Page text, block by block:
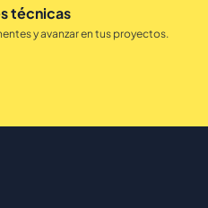
técnicas
y avanzar en tus proyectos.